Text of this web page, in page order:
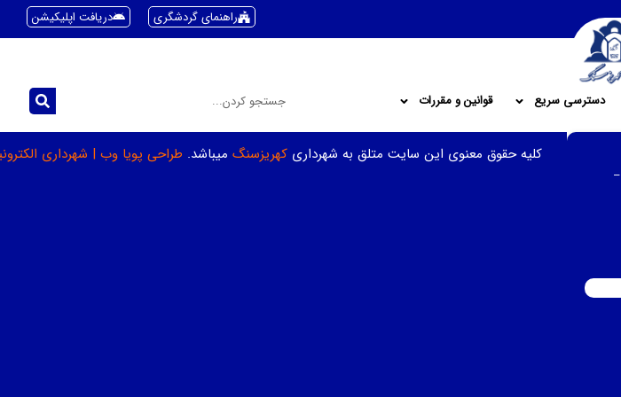
راهنمای گردشگری دریافت اپلیکیشن
دسترسی سریع قوانین و مقررات
کلیه حقوق معنوی این سایت متلق به شهرداریکهریزسنگ میباشد. طراحی پویا وب | شهرداری